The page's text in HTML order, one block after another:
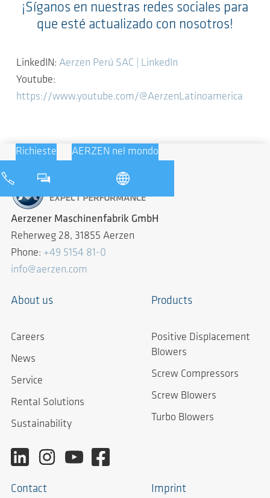
¡Síganos en nuestras redes sociales para
que esté actualizado con nosotros!
LinkedIN: Aerzen Perú SAC | LinkedIn
Youtube:
https://www.youtube.com/@AerzenLatinoamerica
Richieste AERZEN nel mondo
Aerzener Maschinenfabrik GmbH
Reherweg 28, 31855 Aerzen
Phone: +49 5154 81-0
info@aerzen.com
About us
Careers
News
Service
Rental Solutions
Sustainability
Products
Positive Displacement
Blowers
Screw Compressors
Screw Blowers
Turbo Blowers
Contact Imprint